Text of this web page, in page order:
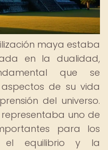
maya estaba
en la dualidad,
que se
de su vida
del universo.
uno de
para los
el equilibrio y la